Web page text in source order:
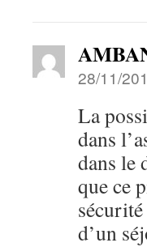
28/11/
La
dans
dans le
que ce
d’un